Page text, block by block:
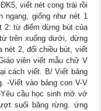
viết nét cong trái rồi
ngang, giống như nét 1
2: từ điểm dừng bút của
trên xuống dưới, dừng
nét 2, đổi chiều bút, viết
viên viết mẫu chữ V
cách viết. B/ Viết bảng
-Viết vào bảng con V-V
cầu học sinh mở vở
suối băng rừng. ứng